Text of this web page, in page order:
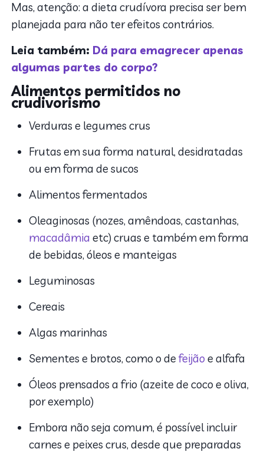
Mas, atenção: a dieta crudívora precisa ser bem
planejada para não ter efeitos contrários.
Leia também: Dá para emagrecer apenas
algumas partes do corpo?
Alimentos permitidos no
crudivorismo
Verduras e legumes crus
Frutas em sua forma natural, desidratadas
ou em forma de sucos
Alimentos fermentados
Oleaginosas (nozes, amêndoas, castanhas,
macadâmia etc) cruas e também em forma
de bebidas, óleos e manteigas
Leguminosas
Cereais
Algas marinhas
Sementes e brotos, como o defeijão e alfafa
Óleos prensados a frio (azeite de coco e oliva,
por exemplo)
Embora não seja comum, é possível incluir
carnes e peixes crus, desde que preparadas